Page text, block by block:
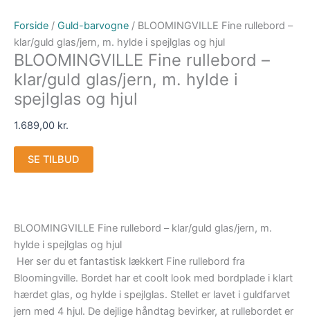
Forside / Guld-barvogne / BLOOMINGVILLE Fine rullebord –
klar/guld glas/jern, m. hylde i spejlglas og hjul
BLOOMINGVILLE Fine rullebord –
klar/guld glas/jern, m. hylde i
spejlglas og hjul
1.689,00 kr.
SE TILBUD
BLOOMINGVILLE Fine rullebord – klar/guld glas/jern, m.
hylde i spejlglas og hjul
Her ser du et fantastisk lækkert Fine rullebord fra
Bloomingville. Bordet har et coolt look med bordplade i klart
hærdet glas, og hylde i spejlglas. Stellet er lavet i guldfarvet
jern med 4 hjul. De dejlige håndtag bevirker, at rullebordet er